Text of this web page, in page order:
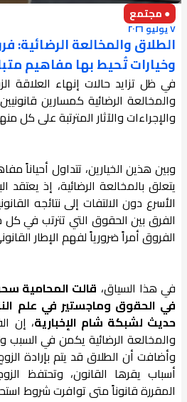
● مجتمع
٧ يوليو ٢٠٢٦
الطلاق والمخالعة الرضائية:
وخيارات تُحيط بها مفاهيم
في ظل تزايد حالات إنهاء العلاقة
والمخالعة الرضائية كمسارين
والإجراءات والآثار المترتبة على كل
وبين هذين الخيارين، تتداول أحياناً
يتعلق بالمخالعة الرضائية، إذ يعتقد
الأسرع دون الالتفات إلى نتائجه
الفرق بين الحقوق التي تترتب في
الفروق أمراً ضرورياً لفهم الإطار
في هذا السياق، قالت المحامية
في الحقوق وماجستير في علم
حديث لشبكة شام الإخبارية، إن
والمخالعة الرضائية يكمن في السبب
وأضافت أن الطلاق قد يتم بإرادة
أسباب يقرها القانون، وتحتفظ
المقررة قانوناً متى توافرت شروط